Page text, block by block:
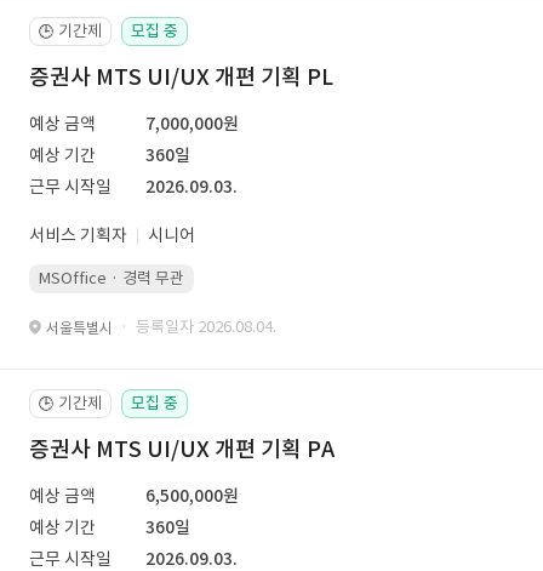
🕒 기간제 모집 중
증권사 MTS UI/UX 개편 기획 PL
예상 금액
7,000,000원
예상 기간
360일
근무 시작일
2026.09.03.
서비스 기획자 시니어
MSOffice · 경력 무관
서울특별시 · 등록일자 2026.08.04.
🕒 기간제 모집 중
증권사 MTS UI/UX 개편 기획 PA
예상 금액
6,500,000원
예상 기간
360일
근무 시작일
2026.09.03.